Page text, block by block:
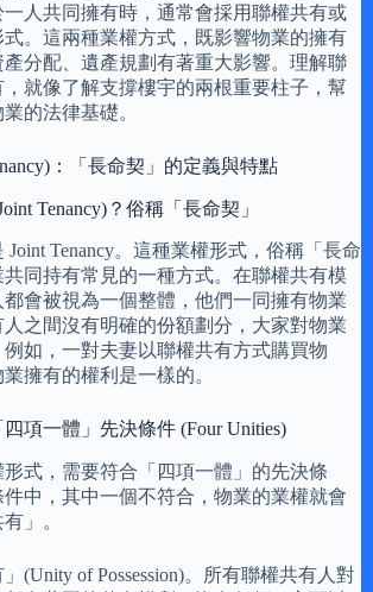
人共同擁有時，通常會採用聯權共有或
。這兩種業權方式，既影響物業的擁有
分配、遺產規劃有著重大影響。理解聯
就像了解支撐樓宇的兩根重要柱子，幫
的法律基礎。
：「長命契」的定義與特點
Tenancy)？俗稱「長命契」
Tenancy。這種業權形式，俗稱「長命
同持有常見的一種方式。在聯權共有模
會被視為一個整體，他們一同擁有物業
之間沒有明確的份額劃分，大家對物業
如，一對夫妻以聯權共有方式購買物
擁有的權利是一樣的。
項一體」先決條件 (Four Unities)
式，需要符合「四項一體」的先決條
中，其中一個不符合，物業的業權就會
」。
(Unity of Possession)。所有聯權共有人對